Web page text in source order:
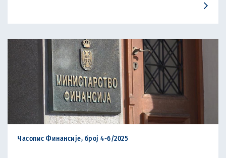
Часопис Финансије, број 4-6/2025